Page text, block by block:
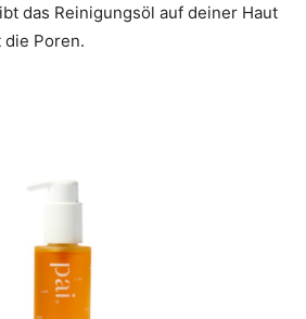
das Reinigungsöl auf deiner Haut
Poren.